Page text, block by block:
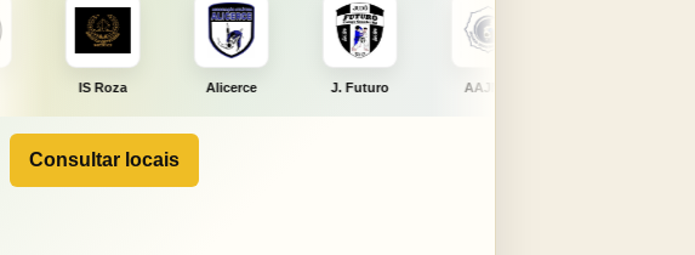
Alicerce J. Futuro AAJNG TSURU
Consultar locais